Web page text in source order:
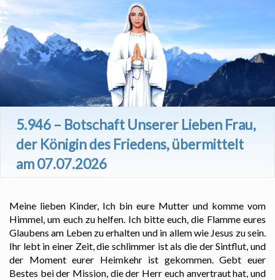
5.946 – Botschaft Unserer Lieben Frau,
der Königin des Friedens, übermittelt
am 07.07.2026
Meine lieben Kinder, Ich bin eure Mutter und komme vom
Himmel, um euch zu helfen. Ich bitte euch, die Flamme eures
Glaubens am Leben zu erhalten und in allem wie Jesus zu sein.
Ihr lebt in einer Zeit, die schlimmer ist als die der Sintflut, und
der Moment eurer Heimkehr ist gekommen. Gebt euer
Bestes bei der Mission, die der Herr euch anvertraut hat, und